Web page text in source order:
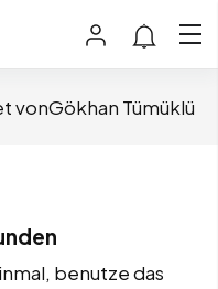
vonGökhan Tümüklü
benutze das